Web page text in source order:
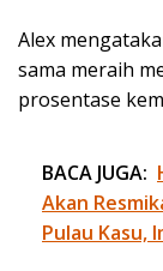
Alex
sama meraih
prosentase
BACA JUGA:
Akan
Pulau Kasu,